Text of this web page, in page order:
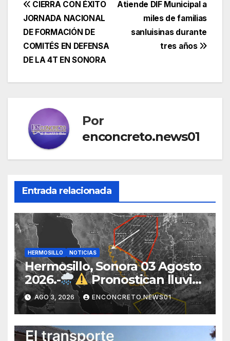
Navegación
de
entradas
Atiende DIF Municipal a
miles de familias
sanluisinas durante
tres años
CIERRA CON ÉXITO
JORNADA NACIONAL
DE FORMACIÓN DE
COMITÉS EN DEFENSA
DE LA 4T EN SONORA
Por
enconcreto.news01
Entrada relacionada
HERMOSILLO NOTICIAS
Hermosillo, Sonora 03 Agosto
2026.-
Pronostican lluvias
para Hermosillo esta noche;
norte de Sonora registra
mayor potencial de
tormentas
AGO 3, 2026 ENCONCRETO.NEWS01